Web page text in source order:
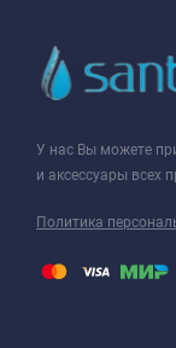
У нас Вы можете
и аксессуары всех
Политика